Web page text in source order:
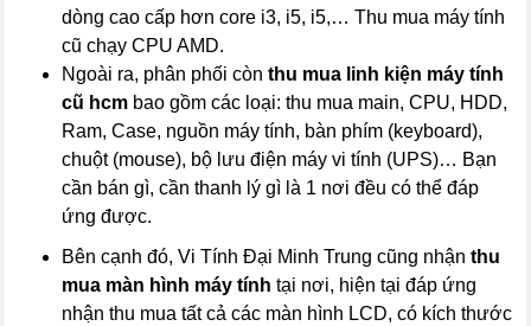
dòng cao cấp hơn core i3, i5, i5,… Thu mua máy tính
cũ chạy CPU AMD.
Ngoài ra, phân phối cònthu mua linh kiện máy tính
cũ hcm bao gồm các loại: thu mua main, CPU, HDD,
Ram, Case, nguồn máy tính, bàn phím (keyboard),
chuột (mouse), bộ lưu điện máy vi tính (UPS)… Bạn
cần bán gì, cần thanh lý gì là 1 nơi đều có thể đáp
ứng được.
Bên cạnh đó, Vi Tính Đại Minh Trung cũng nhậnthu
mua màn hình máy tính tại nơi, hiện tại đáp ứng
nhận thu mua tất cả các màn hình LCD, có kích thước